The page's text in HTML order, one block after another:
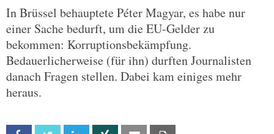
In Brüssel behauptete Péter Magyar, es habe nur
einer Sache bedurft, um die EU-Gelder zu
bekommen: Korruptionsbekämpfung.
Bedauerlicherweise (für ihn) durften Journalisten
danach Fragen stellen. Dabei kam einiges mehr
heraus.